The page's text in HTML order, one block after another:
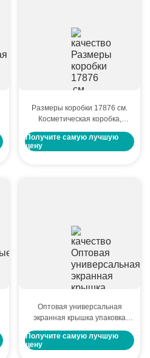
Размеры коробки 17876 см.
Косметическая коробка,
разработанная с логотипом
клиента, предлагающая
практичный и элегантный
Получите самую лучшую
цену
Оптовая универсальная
экранная крышка упаковка
квадратного прозрачного
открытого окна подарочная
Получите самую лучшую
цену